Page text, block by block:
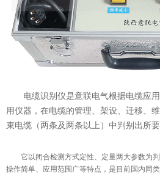
修试辅助设备
意联新品推荐
电缆识别仪是意联电气根据电缆应用
用仪器，在电缆的管理、架设、迁移、
束电缆（两条及两条以上）中判别出所
它以闭合检测方式定性、定量两大参数为判
操作简单、应用范围广等特点，是目前国内同